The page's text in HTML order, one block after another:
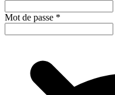
Mot de passe *